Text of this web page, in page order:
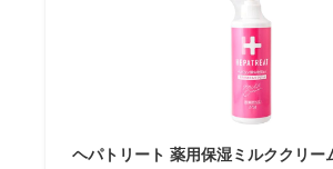
ヘパトリート 薬用保湿ミルククリー